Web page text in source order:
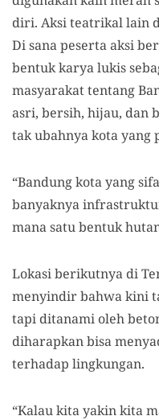
diri. Aksi teatrikal lain
Di sana peserta aksi
bentuk karya lukis
masyarakat tentang
asri, bersih, hijau, dan
tak ubahnya kota yang
“Bandung kota yang
banyaknya
mana satu bentuk
Lokasi berikutnya di
menyindir bahwa kini
tapi ditanami oleh
diharapkan bisa
terhadap lingkungan.
“Kalau kita yakin kita